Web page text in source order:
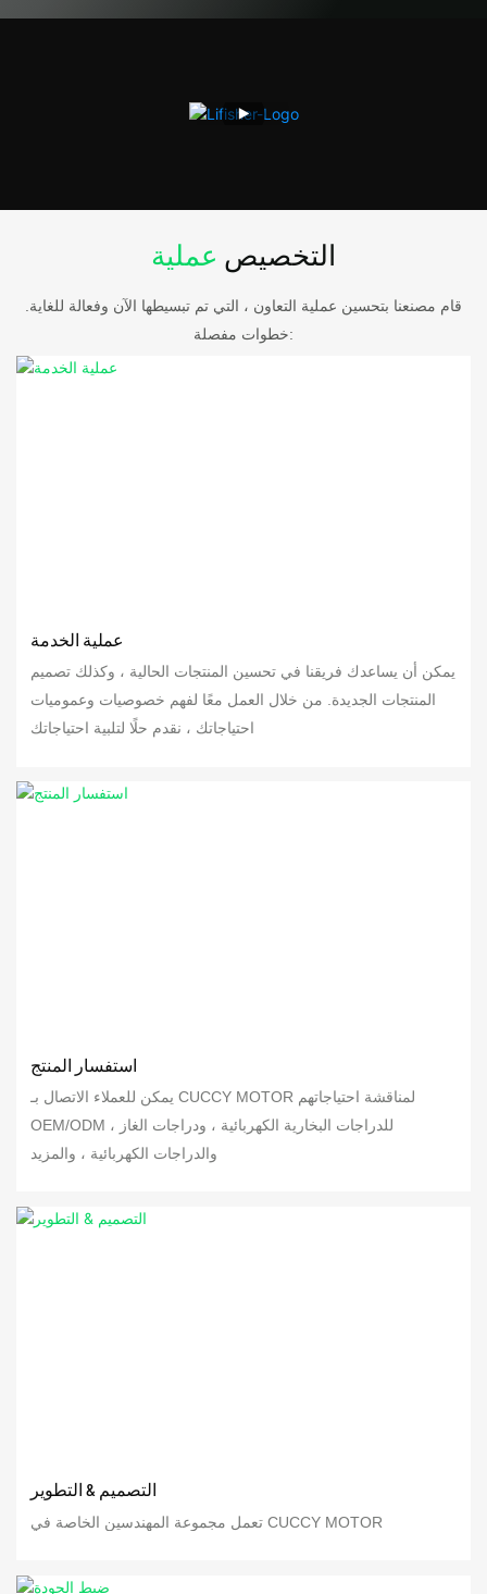
التخصيص عملية
قام مصنعنا بتحسين عملية التعاون ، التي تم تبسيطها الآن وفعالة للغاية.
خطوات مفصلة:
عملية الخدمة
يمكن أن يساعدك فريقنا في تحسين المنتجات الحالية ، وكذلك تصميم
المنتجات الجديدة. من خلال العمل معًا لفهم خصوصيات وعموميات
احتياجاتك ، نقدم حلًا لتلبية احتياجاتك
استفسار المنتج
يمكن للعملاء الاتصال بـ CUCCY MOTOR لمناقشة احتياجاتهم
OEM/ODM للدراجات البخارية الكهربائية ، ودراجات الغاز ،
والدراجات الكهربائية ، والمزيد
التصميم & التطوير
تعمل مجموعة المهندسين الخاصة في CUCCY MOTOR